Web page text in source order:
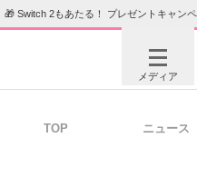
🎁 Switch 2もあたる！ プレゼントキャンペ
メディア
TOP ニュース